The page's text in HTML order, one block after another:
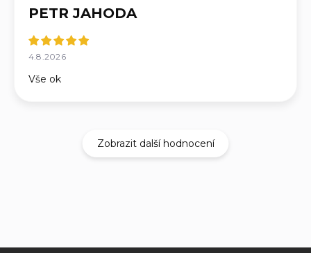
PETR JAHODA
4.8.2026
Vše ok
Zobrazit další hodnocení